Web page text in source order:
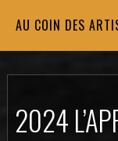
AU COIN DES
2024